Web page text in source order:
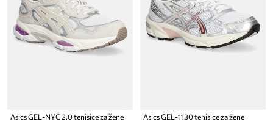
Asics GEL-NYC 2.0 tenisice za žene Asics GEL-1130 tenisice za žene